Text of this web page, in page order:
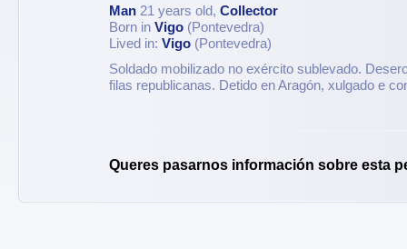
Man 21 years old, Collector
Born in Vigo (Pontevedra)
Lived in: Vigo (Pontevedra)
Soldado mobilizado no exército sublevado.
filas republicanas. Detido en Aragón, xulgado e
Queres pasarnos información sobre esta